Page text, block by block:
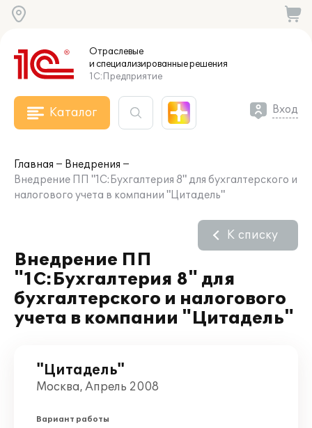
Отраслевые
и специализированныерешения
1С:Предприятие
Каталог Вход
Главная
Внедрения
Внедрение ПП "1С:Бухгалтерия 8" для бухгалтерского и
налогового учета в компании "Цитадель"
Внедрение ПП
"1С:Бухгалтерия 8" для
бухгалтерского и налогового
учета в компании "Цитадель"
К списку
"Цитадель"
Москва, Апрель 2008
Вариант работы